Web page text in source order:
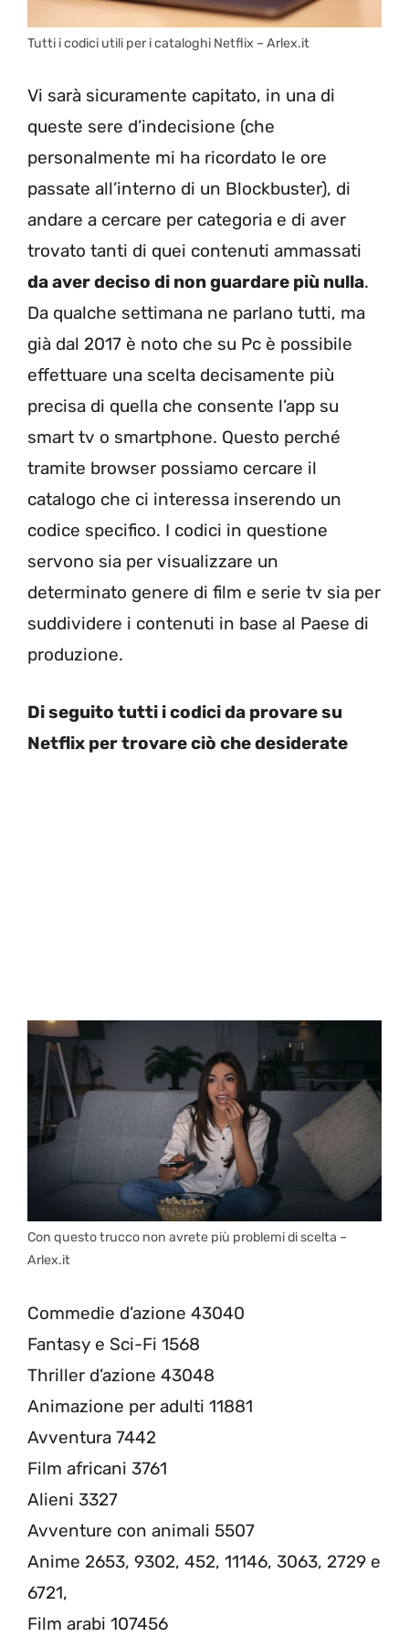
Tutti i codici utili per i cataloghi Netflix – Arlex.it
Vi sarà sicuramente capitato, in una di
queste sere d’indecisione (che
personalmente mi ha ricordato le ore
passate all’interno di un Blockbuster), di
andare a cercare per categoria e di aver
trovato tanti di quei contenuti ammassati
da aver deciso di non guardare più nulla.
Da qualche settimana ne parlano tutti, ma
già dal 2017 è noto che su Pc è possibile
effettuare una scelta decisamente più
precisa di quella che consente l’app su
smart tv o smartphone. Questo perché
tramite browser possiamo cercare il
catalogo che ci interessa inserendo un
codice specifico. I codici in questione
servono sia per visualizzare un
determinato genere di film e serie tv sia per
suddividere i contenuti in base al Paese di
produzione.
Di seguito tutti i codici da provare su
Netflix per trovare ciò che desiderate
Con questo trucco non avrete più problemi di scelta –
Arlex.it
Commedie d’azione 43040
Fantasy e Sci-Fi 1568
Thriller d’azione 43048
Animazione per adulti 11881
Avventura 7442
Film africani 3761
Alieni 3327
Avventure con animali 5507
Anime 2653, 9302, 452, 11146, 3063, 2729 e
6721,
Film arabi 107456